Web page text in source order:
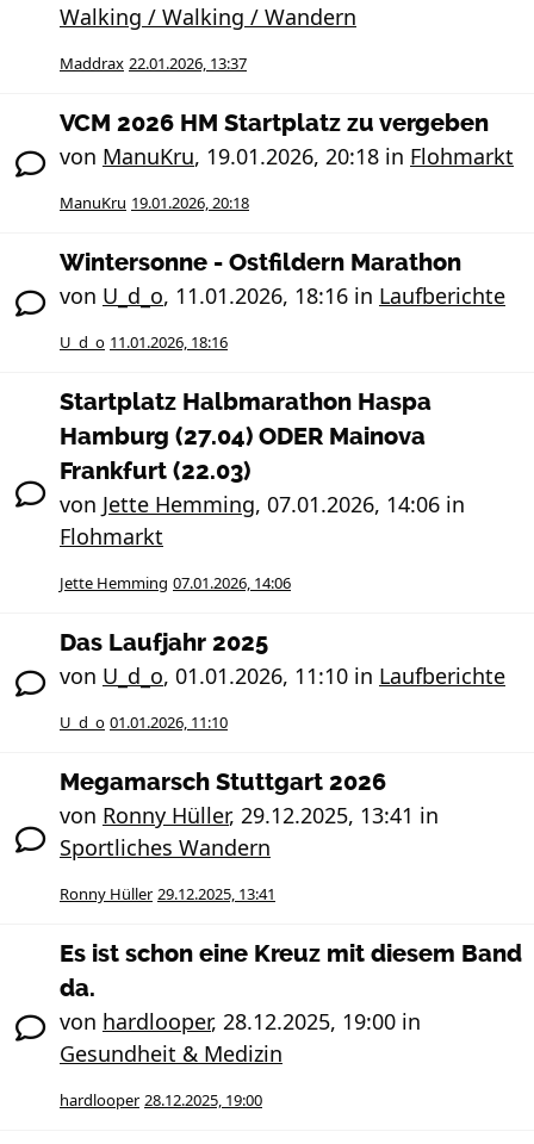
Walking / Walking / Wandern
Maddrax 22.01.2026, 13:37
VCM 2026 HM Startplatz zu vergeben
von ManuKru, 19.01.2026, 20:18 in Flohmarkt
ManuKru 19.01.2026, 20:18
Wintersonne - Ostfildern Marathon
von U_d_o, 11.01.2026, 18:16 in Laufberichte
U_d_o 11.01.2026, 18:16
Startplatz Halbmarathon Haspa
Hamburg (27.04) ODER Mainova
Frankfurt (22.03)
von Jette Hemming, 07.01.2026, 14:06 in
Flohmarkt
Jette Hemming 07.01.2026, 14:06
Das Laufjahr 2025
von U_d_o, 01.01.2026, 11:10 in Laufberichte
U_d_o 01.01.2026, 11:10
Megamarsch Stuttgart 2026
von Ronny Hüller, 29.12.2025, 13:41 in
Sportliches Wandern
Ronny Hüller 29.12.2025, 13:41
Es ist schon eine Kreuz mit diesem Band
da.
von hardlooper, 28.12.2025, 19:00 in
Gesundheit & Medizin
hardlooper 28.12.2025, 19:00